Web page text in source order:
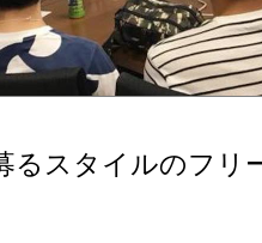
るスタイルのフリ